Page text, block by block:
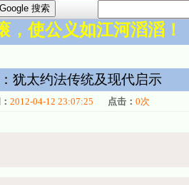
，使公义如江河滔滔！
犹太约法传统及现代启示
2012-04-12 23:07:25 点击： 0次